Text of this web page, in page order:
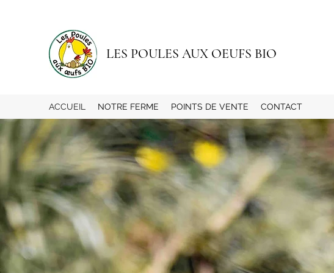
LES POULES AUX OEUFS BIO
ACCUEIL NOTRE FERME POINTS DE VENTE CONTACT